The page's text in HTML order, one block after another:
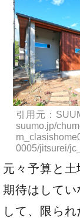
引用元：
suumo.jp/
0005/jitsurei/
元々予算と土
期待はして
して、限ら